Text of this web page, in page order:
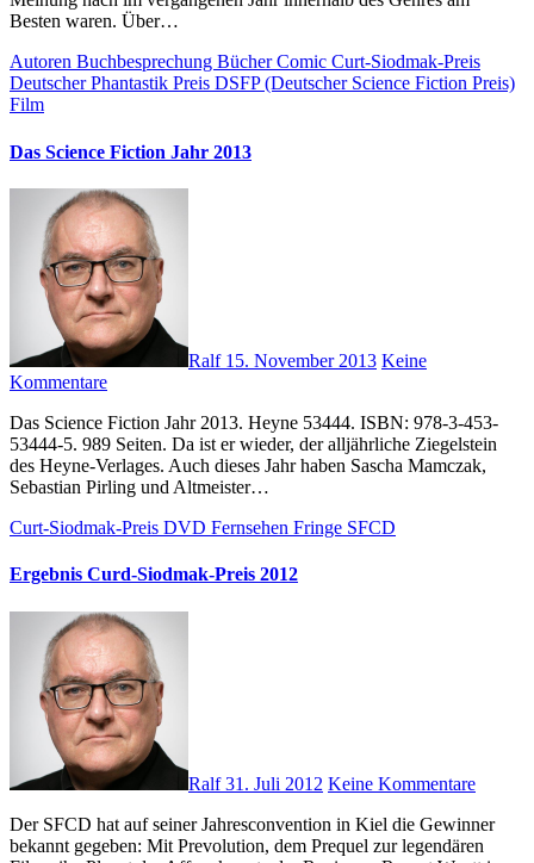
Besten waren. Über…
Autoren Buchbesprechung BücherComic Curt-Siodmak-Preis
Deutscher Phantastik Preis DSFP (Deutscher Science Fiction Preis)
Film
Das Science Fiction Jahr 2013
Ralf 15. November 2013 Keine
Kommentare
Das Science Fiction Jahr 2013. Heyne 53444. ISBN: 978-3-453-
53444-5. 989 Seiten. Da ist er wieder, der alljährliche Ziegelstein
des Heyne-Verlages. Auch dieses Jahr haben Sascha Mamczak,
Sebastian Pirling und Altmeister…
Curt-Siodmak-Preis DVD Fernsehen Fringe SFCD
Ergebnis Curd-Siodmak-Preis 2012
Ralf31. Juli 2012 Keine Kommentare
Der SFCD hat auf seiner Jahresconvention in Kiel die Gewinner
bekannt gegeben: Mit Prevolution, dem Prequel zur legendären